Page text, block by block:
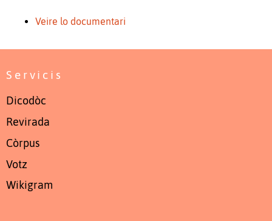
Veire lo documentari
Servicis
Dicodòc
Revirada
Còrpus
Votz
Wikigram